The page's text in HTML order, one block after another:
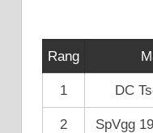
Rang
1 DC
2 SpVgg